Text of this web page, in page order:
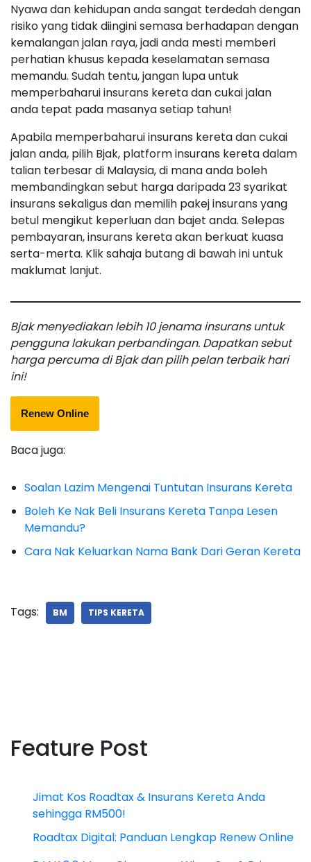
Nyawa dan kehidupan anda sangat terdedah dengan
risiko yang tidak diingini semasa berhadapan dengan
kemalangan jalan raya, jadi anda mesti memberi
perhatian khusus kepada keselamatan semasa
memandu. Sudah tentu, jangan lupa untuk
memperbaharui insurans kereta dan cukai jalan
anda tepat pada masanya setiap tahun!
Apabila memperbaharui insurans kereta dan cukai
jalan anda, pilih Bjak, platform insurans kereta dalam
talian terbesar di Malaysia, di mana anda boleh
membandingkan sebut harga daripada 23 syarikat
insurans sekaligus dan memilih pakej insurans yang
betul mengikut keperluan dan bajet anda. Selepas
pembayaran, insurans kereta akan berkuat kuasa
serta-merta. Klik sahaja butang di bawah ini untuk
maklumat lanjut.
Bjak menyediakan lebih 10 jenama insurans untuk
pengguna lakukan perbandingan. Dapatkan sebut
harga percuma di Bjak dan pilih pelan terbaik hari
ini!
Renew Online
Baca juga:
Soalan Lazim Mengenai Tuntutan Insurans Kereta
Boleh Ke Nak Beli Insurans Kereta Tanpa Lesen
Memandu?
Cara Nak Keluarkan Nama Bank Dari Geran Kereta
Tags: BM TIPS KERETA
Feature Post
Jimat Kos Roadtax & Insurans Kereta Anda
sehingga RM500!
Roadtax Digital: Panduan Lengkap Renew Online